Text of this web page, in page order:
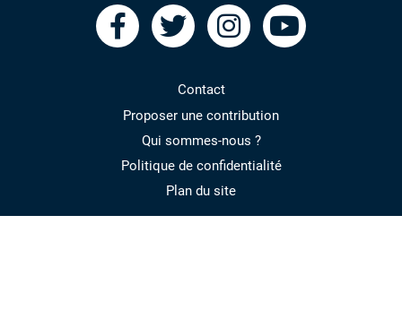
facebook
twitterinstagram
youtube
Contact
Proposer une contribution
Qui sommes-nous ?
Politique de confidentialité
Plan du site